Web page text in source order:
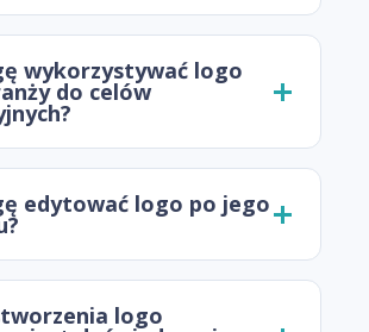
wykorzystywać logo
do celów
edytować logo po jego
logo